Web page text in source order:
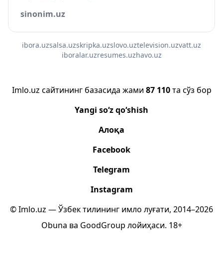
sinonim.uz
ibora.uzsalsa.uzskripka.uzslovo.uztelevision.uzvatt.uz
iboralar.uzresumes.uzhavo.uz
Imlo.uz сайтининг базасида жами 87 110та сўз бор
Yangi so‘z qo‘shish
Алоқа
Facebook
Telegram
Instagram
© Imlo.uz — Ўзбек тилининг имло луғати, 2014–2026
Obuna ва GoodGroup лойиҳаси. 18+